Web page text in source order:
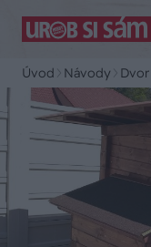
Úvod Návody Dvor